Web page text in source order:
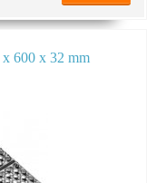
600 x 32 mm